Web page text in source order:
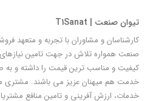
تیوان صنعت | T1Sanat
کارشناسان و مشاوران با تجربه و متعهد
صنعت همواره تلاش در جهت تامین نیازهای
کیفیت و مناسب ترین قیمت را داشته و به
خدمت هم میهنان عزیز می باشند. مشتری
خدمات، ارزش آفرینی و تامین منافع مشتریان